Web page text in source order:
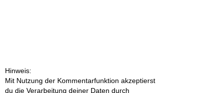
Hinweis:
Mit Nutzung der Kommentarfunktion akzeptierst
du die Verarbeitung deiner Daten durch